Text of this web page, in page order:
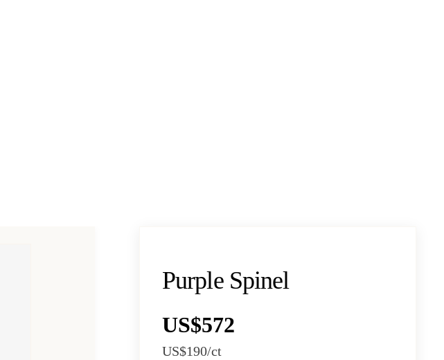
Purple Spinel
US$572
US$190/ct